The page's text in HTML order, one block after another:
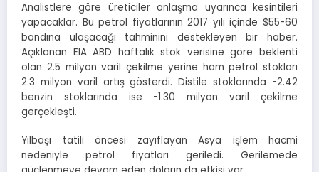
Analistlere göre üreticiler anlaşma uyarınca kesintileri
yapacaklar. Bu petrol fiyatlarının 2017 yılı içinde $55-60
bandına ulaşacağı tahminini destekleyen bir haber.
Açıklanan EIA ABD haftalık stok verisine göre beklenti
olan 2.5 milyon varil çekilme yerine ham petrol stokları
2.3 milyon varil artış gösterdi. Distile stoklarında -2.42
benzin stoklarında ise -1.30 milyon varil çekilme
gerçekleşti.
Yılbaşı tatili öncesi zayıflayan Asya işlem hacmi
nedeniyle petrol fiyatları geriledi. Gerilemede